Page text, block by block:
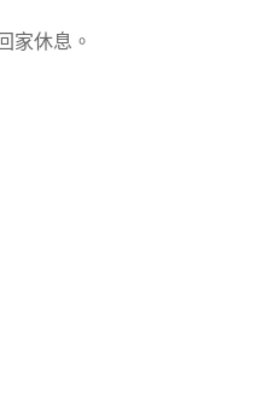
家休息。